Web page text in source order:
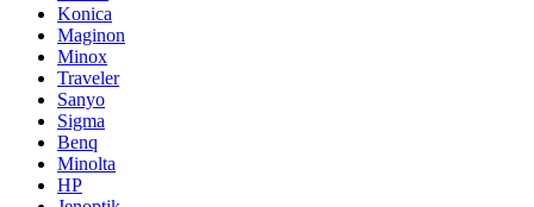
Konica
Maginon
Minox
Traveler
Sanyo
Sigma
Benq
Minolta
HP